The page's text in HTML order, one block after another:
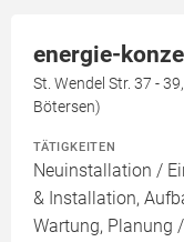
energie-
St. Wendel Str. 37 -
Bötersen)
TÄTIGKEITEN
Neuinstallation /
& Installation,
Wartung, Planung